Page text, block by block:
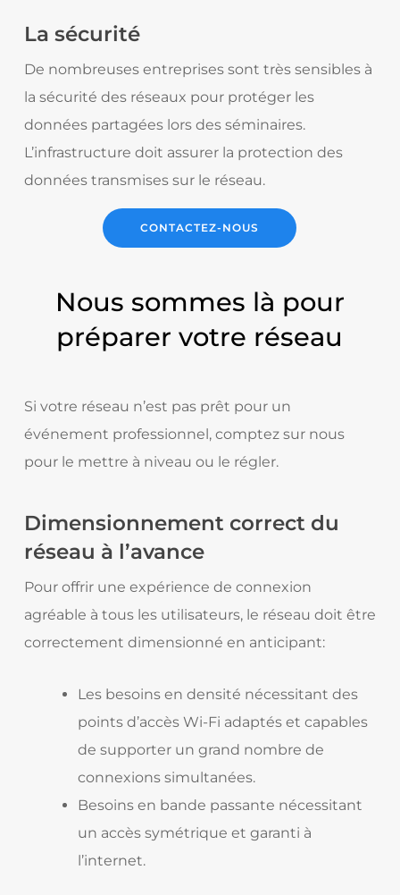
La sécurité
De nombreuses entreprises sont très sensibles à
la sécurité des réseaux pour protéger les
données partagées lors des séminaires.
L’infrastructure doit assurer la protection des
données transmises sur le réseau.
CONTACTEZ-NOUS
Nous sommes là pour
préparer votre réseau
Si votre réseau n’est pas prêt pour un
événement professionnel, comptez sur nous
pour le mettre à niveau ou le régler.
Dimensionnement correct du
réseau à l’avance
Pour offrir une expérience de connexion
agréable à tous les utilisateurs, le réseau doit être
correctement dimensionné en anticipant:
Les besoins en densité nécessitant des
points d’accès Wi-Fi adaptés et capables
de supporter un grand nombre de
connexions simultanées.
Besoins en bande passante nécessitant
un accès symétrique et garanti à
l’internet.